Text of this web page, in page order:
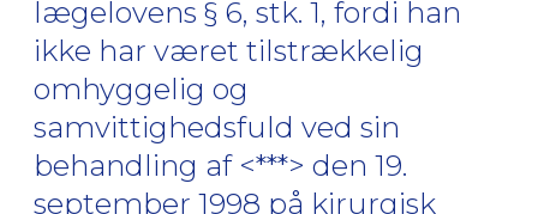
lægelovens § 6, stk. 1, fordi han
ikke har været tilstrækkelig
omhyggelig og
samvittighedsfuld ved sin
behandling af <***> den 19.
september 1998 på kirurgisk